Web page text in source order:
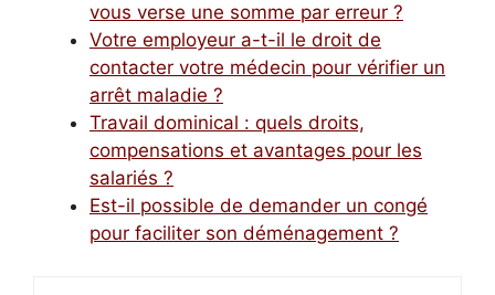
vous verse une somme par erreur ?
Votre employeur a-t-il le droit de
contacter votre médecin pour vérifier un
arrêt maladie ?
Travail dominical : quels droits,
compensations et avantages pour les
salariés ?
Est-il possible de demander un congé
pour faciliter son déménagement ?